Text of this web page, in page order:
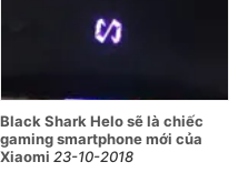
hình Xiaomi
Black Shark Helo sẽ là chiếc
gaming smartphone mới của
Xiaomi 23-10-2018